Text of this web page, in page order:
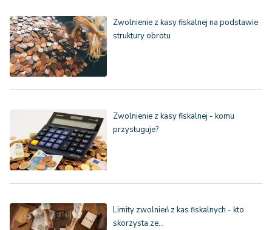
Zwolnienie z kasy fiskalnej na podstawie
struktury obrotu
Zwolnienie z kasy fiskalnej - komu
przysługuje?
Limity zwolnień z kas fiskalnych - kto
skorzysta ze…